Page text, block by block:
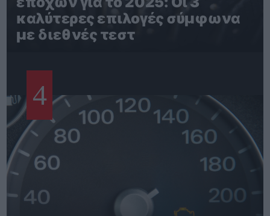
καλύτερες επιλογές σύμφωνα
με διεθνές τεστ
4